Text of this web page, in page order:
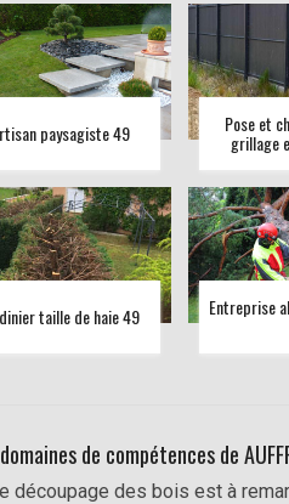
paysagiste 49 Pose et
grillage
taille de haie 49 Entreprise
de compétences de
découpage des bois est à